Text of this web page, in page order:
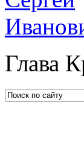
Глава